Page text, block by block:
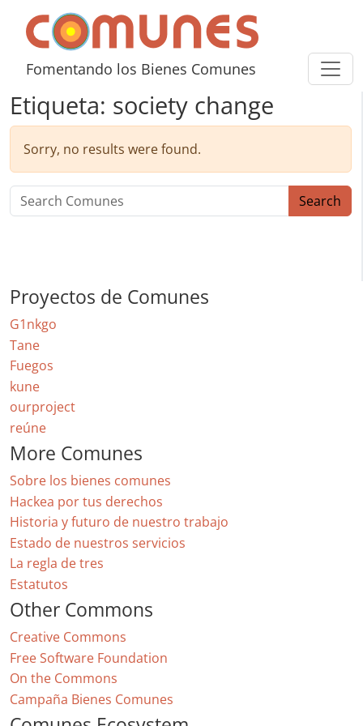
Skip to content
Comunes
Fomentando los Bienes Comunes
Etiqueta: society change
Sorry, no results were found.
Search for: Search
Proyectos de Comunes
G1nkgo
Tane
Fuegos
kune
ourproject
reúne
More Comunes
Sobre los bienes comunes
Hackea por tus derechos
Historia y futuro de nuestro trabajo
Estado de nuestros servicios
La regla de tres
Estatutos
Other Commons
Creative Commons
Free Software Foundation
On the Commons
Campaña Bienes Comunes